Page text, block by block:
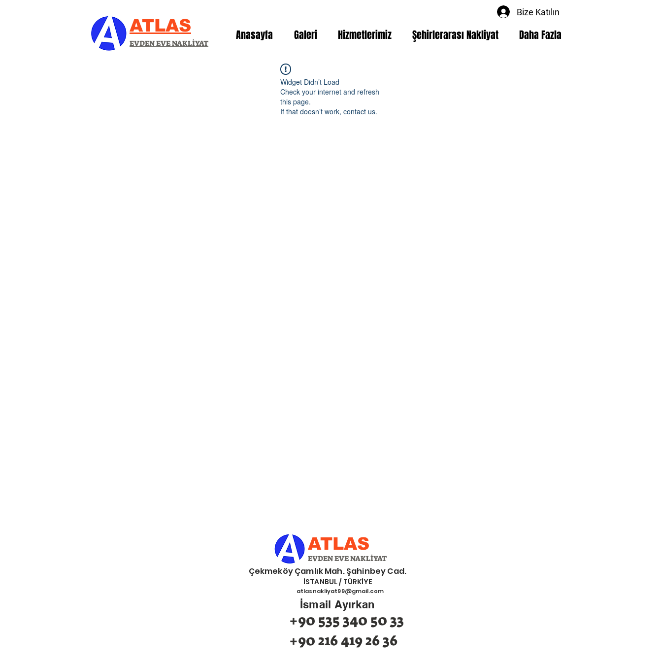
ATLAS
EVDEN EVE NAKLİYAT
Anasayfa Galeri Hizmetlerimiz Şehirlerarası Nakliyat Daha Fazla
Bize Katılın
Widget Didn’t Load
Check your internet and refresh
this page.
If that doesn’t work, contact us.
ATLAS
EVDEN EVE NAKLİYAT
Çekmeköy Çamlık Mah. Şahinbey Cad.
İSTANBUL / TÜRKİYE
atlasnakliyat99@gmail.com
İsmail Ayırkan
+90 535 340 50 33
+90 216 419 26 36